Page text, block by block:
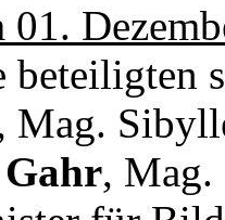
01.
beteiligten
Mag.
Gahr,